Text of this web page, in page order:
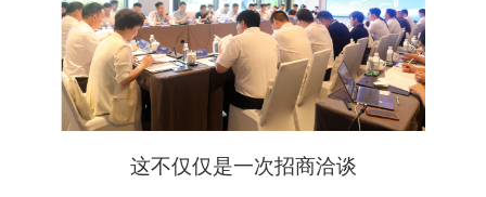
这不仅仅是一次招商洽谈